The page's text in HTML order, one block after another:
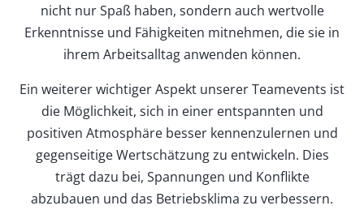
nicht nur Spaß haben, sondern auch wertvolle
Erkenntnisse und Fähigkeiten mitnehmen, die sie in
ihrem Arbeitsalltag anwenden können.
Ein weiterer wichtiger Aspekt unserer Teamevents ist
die Möglichkeit, sich in einer entspannten und
positiven Atmosphäre besser kennenzulernen und
gegenseitige Wertschätzung zu entwickeln. Dies
trägt dazu bei, Spannungen und Konflikte
abzubauen und das Betriebsklima zu verbessern.